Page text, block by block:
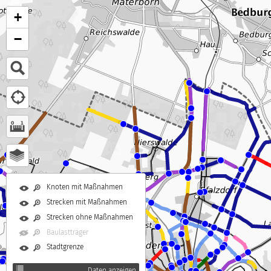
+
−
Knoten mit Maßnahmen
Strecken mit Maßnahmen
Strecken ohne Maßnahmen
Baulastträger
Stadtgrenze